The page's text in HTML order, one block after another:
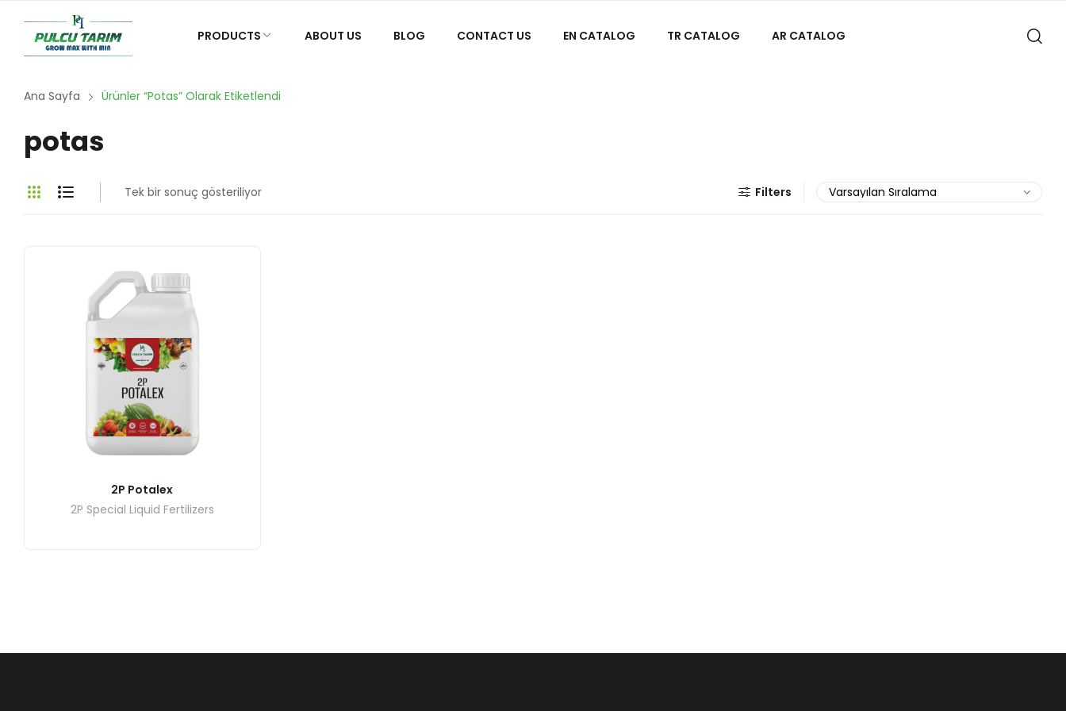
PRODUCTS ABOUT US BLOG CONTACT US EN CATALOG TR CATALOG AR CATALOG
Ana Sayfa Ürünler “potas” Olarak Etiketlendi
potas
Tek bir sonuç gösteriliyor Filters
2P Potalex
2P Special Liquid Fertilizers